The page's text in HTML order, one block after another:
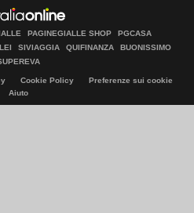
PAGINEGIALLE SHOP
PGCASA
SIVIAGGIA QUIFINANZA
BUONISSIMO
Cookie Policy
Preferenze sui cookie
Aiuto